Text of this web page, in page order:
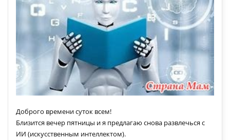
Доброго времени суток всем!
Близится вечер пятницы и я предлагаю снова развлечься с
ИИ (искусственным интеллектом).